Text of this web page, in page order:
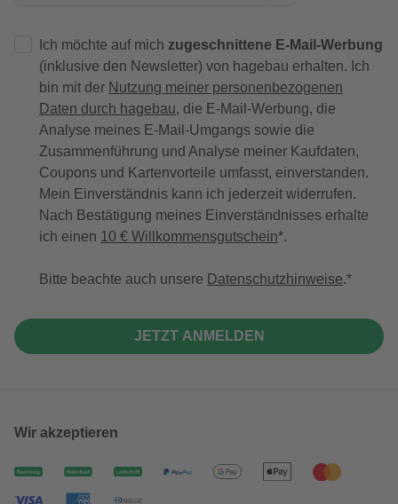
Ich möchte auf mich zugeschnittene E-Mail-Werbung
(inklusive den Newsletter) von hagebau erhalten. Ich
bin mit der Nutzung meiner personenbezogenen
Daten durch hagebau, die E-Mail-Werbung, die
Analyse meines E-Mail-Umgangs sowie die
Zusammenführung und Analyse meiner Kaufdaten,
Coupons und Kartenvorteile umfasst, einverstanden.
Mein Einverständnis kann ich jederzeit widerrufen.
Nach Bestätigung meines Einverständnisses erhalte
ich einen 10 € Willkommensgutschein*.
Bitte beachte auch unsere Datenschutzhinweise.
JETZT ANMELDEN
Wir akzeptieren